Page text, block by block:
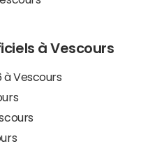
à Vescours
à Vescours